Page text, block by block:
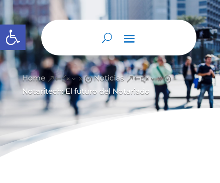
Open toolbar
Home &#x39; Noticias &#x39;
Notaritech: El futuro del Notariado